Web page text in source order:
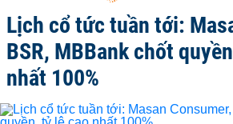
Lịch cổ tức tuần tới:
BSR, MBBank chốt
nhất 100%